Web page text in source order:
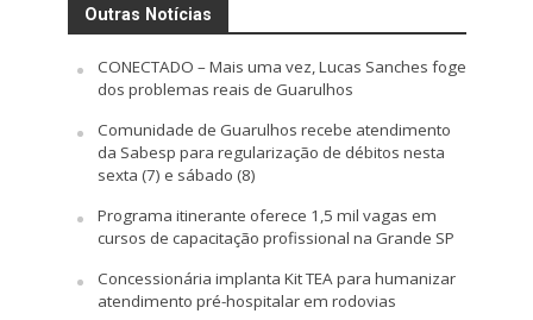
Outras Notícias
CONECTADO – Mais uma vez, Lucas Sanches foge
dos problemas reais de Guarulhos
Comunidade de Guarulhos recebe atendimento
da Sabesp para regularização de débitos nesta
sexta (7) e sábado (8)
Programa itinerante oferece 1,5 mil vagas em
cursos de capacitação profissional na Grande SP
Concessionária implanta Kit TEA para humanizar
atendimento pré-hospitalar em rodovias